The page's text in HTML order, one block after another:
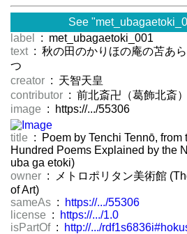
See
label
: met_ubagaetoki_001
text : 秋の田のかりほの庵の苫あ
つゝ
creator : 天智天皇
contributor : 前北斎卍（葛飾北斎）
image : https://.../55306
title : Poem by Tenchi Tennō, from
Hundred Poems Explained by the
uba ga etoki)
owner : メトロポリタン美術館
of Art)
sameAs :
https://.../55306
license :
https://.../1.0
isPartOf : http://.../